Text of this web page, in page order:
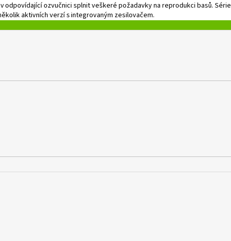
odpovídající ozvučnici splnit veškeré požadavky na reprodukci basů. Série
aktivních verzí s integrovaným zesilovačem.